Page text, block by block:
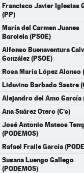
Francisco Javier Iglesias
(PP)
María del Carmen Juanes
Barciela (PSOE)
Alfonso Buenaventura
González (PSOE)
Rosa María López Alonso
Liduvino Barbado Sastre
Alejandro del Amo García
Ana Suárez Otero (C's)
José Antonio Mateos
(PODEMOS)
Rafael Fraile García
Susana Luengo Gallego
(PODEMOS)